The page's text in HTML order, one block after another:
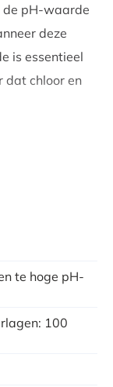
de pH-waarde
deze
is essentieel
dat chloor en
je de
het nooit
te hoge pH-
100